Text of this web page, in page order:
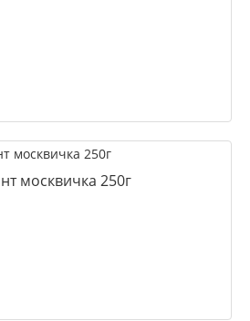
москвичка 250г